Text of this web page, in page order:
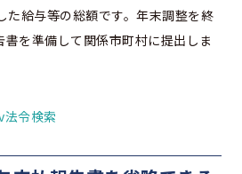
た給与等の総額です。年末調整を終
を準備して関係市町村に提出しま
令検索